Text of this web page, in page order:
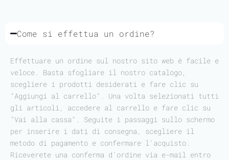
Come si effettua un ordine?
Effettuare un ordine sul nostro sito web è facile e
veloce. Basta sfogliare il nostro catalogo,
scegliere i prodotti desiderati e fare clic su
"Aggiungi al carrello". Una volta selezionati tutti
gli articoli, accedere al carrello e fare clic su
"Vai alla cassa". Seguite i passaggi sullo schermo
per inserire i dati di consegna, scegliere il
metodo di pagamento e confermare l'acquisto.
Riceverete una conferma d'ordine via e-mail entro